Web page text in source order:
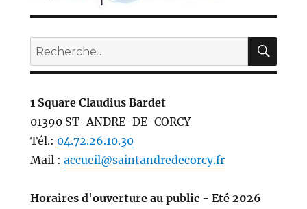
Recherche
pour :
1 Square Claudius Bardet
01390 ST-ANDRE-DE-CORCY
Tél.: 04.72.26.10.30
Mail : accueil@saintandredecorcy.fr
Horaires d'ouverture au public - Eté 2026